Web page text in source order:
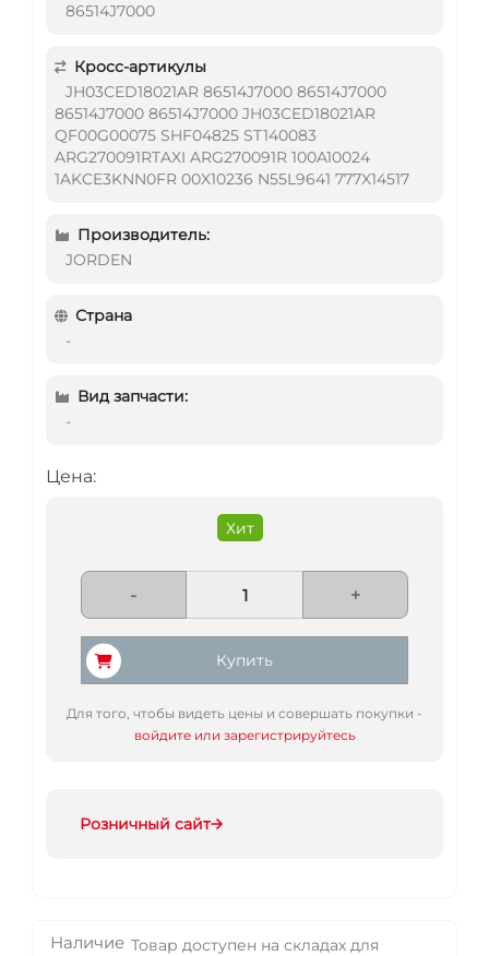
86514J7000
Кросс-артикулы
JH03CED18021AR 86514J7000 86514J7000
86514J7000 86514J7000 JH03CED18021AR
QF00G00075 SHF04825 ST140083
ARG270091RTAXI ARG270091R 100A10024
1AKCE3KNN0FR 00X10236 N55L9641 777X14517
Производитель:
JORDEN
Страна
-
Вид запчасти:
-
Цена:
Хит
- +
Купить
Для того, чтобы видеть цены и совершать покупки -
войдите или зарегистрируйтесь
Розничный сайт
Наличие Товар доступен на складах для